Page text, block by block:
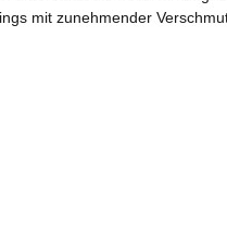
mit zunehmender